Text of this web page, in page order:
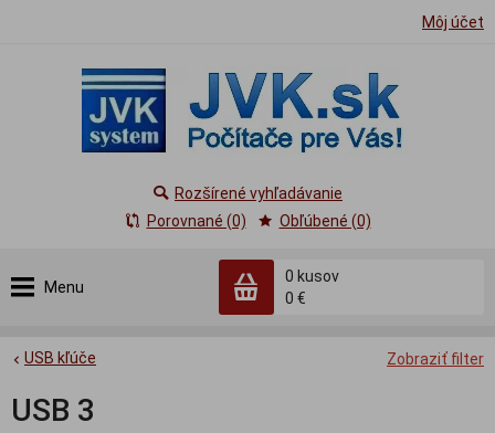
Môj účet
Menu
0 kusov
0 €
Rozšírené vyhľadávanie
Porovnané (0)
Obľúbené (0)
Zobraziť filter
USB kľúče
USB 3